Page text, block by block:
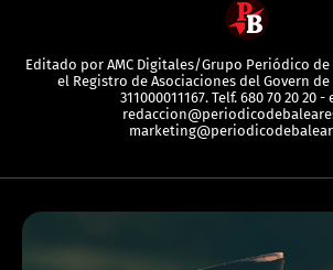
Editado por AMC Digitales/Grupo Periódico
el Registro de Asociaciones del Govern
311000011167. Telf. 680 70 20 20